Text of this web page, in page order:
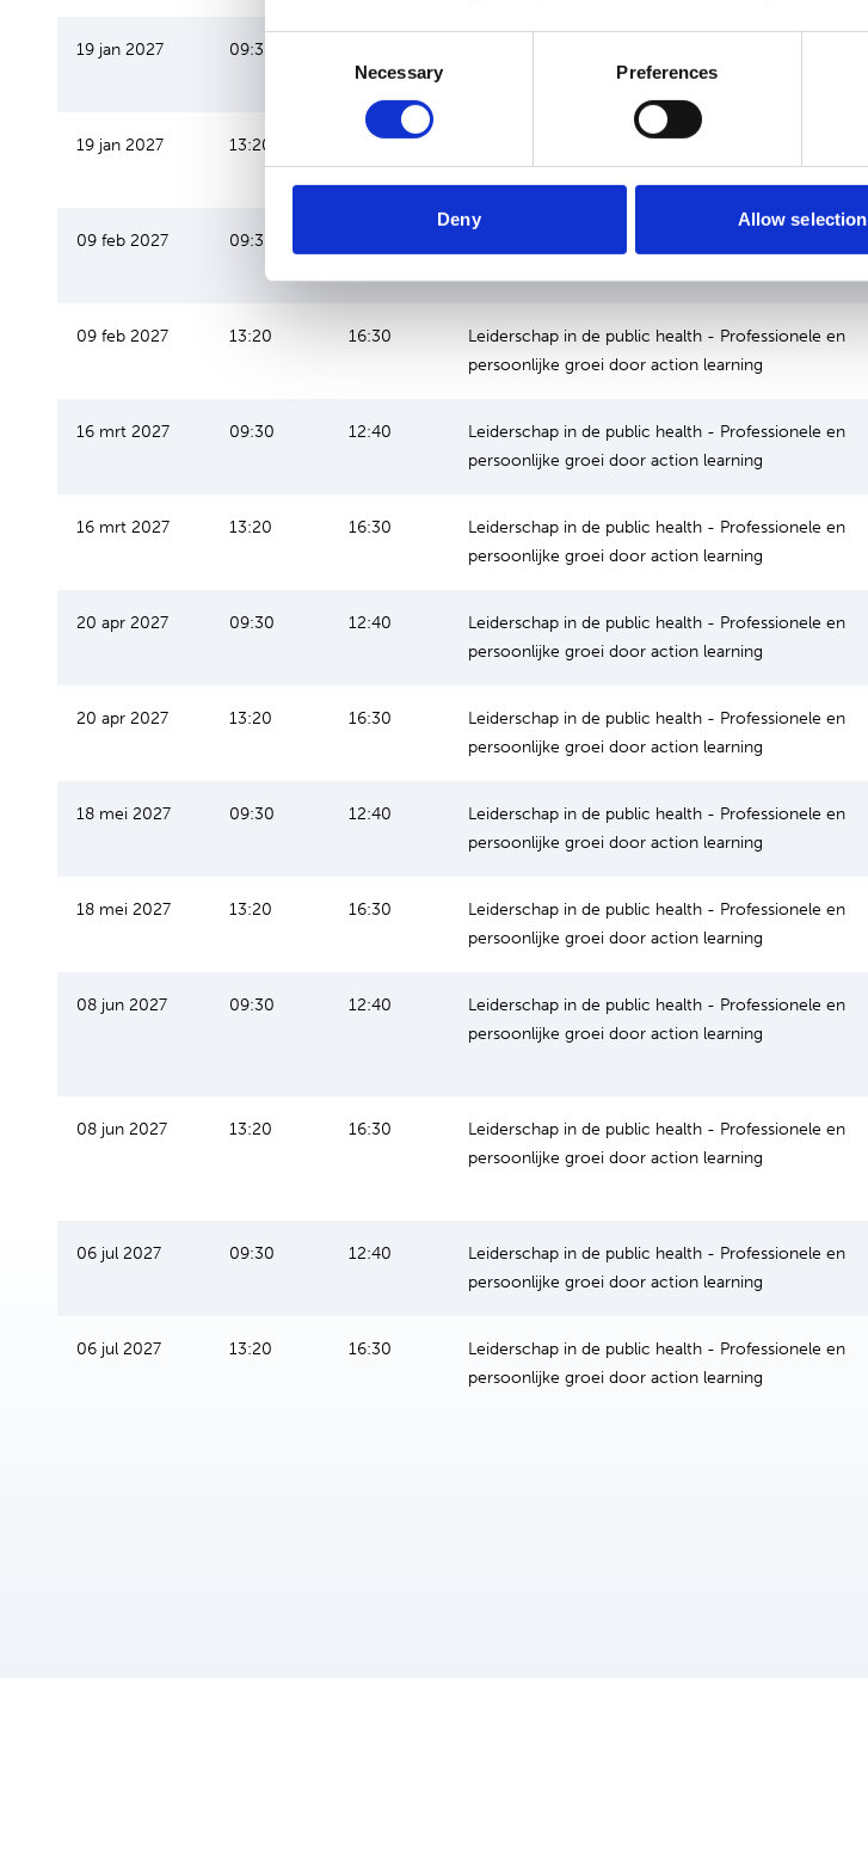
Necessary Preferences
Deny Allow selection
19 jan 2027 09:30
persoonlijke groei door action learning
19 jan 2027 13:20 16:30
Leiderschap in de public health - Professionele en
persoonlijke groei door action learning
09 feb 2027 09:30
09 feb 2027 13:20 16:30
Leiderschap in de public health - Professionele en
persoonlijke groei door action learning
16 mrt 2027 09:30 12:40
Leiderschap in de public health - Professionele en
persoonlijke groei door action learning
16 mrt 2027 13:20 16:30
Leiderschap in de public health - Professionele en
persoonlijke groei door action learning
20 apr 2027 09:30 12:40
Leiderschap in de public health - Professionele en
persoonlijke groei door action learning
20 apr 2027 13:20 16:30
Leiderschap in de public health - Professionele en
persoonlijke groei door action learning
18 mei 2027 09:30 12:40
Leiderschap in de public health - Professionele en
persoonlijke groei door action learning
18 mei 2027 13:20 16:30
Leiderschap in de public health - Professionele en
persoonlijke groei door action learning
08 jun 2027 09:30 12:40
Leiderschap in de public health - Professionele en
persoonlijke groei door action learning
08 jun 2027 13:20 16:30
Leiderschap in de public health - Professionele en
persoonlijke groei door action learning
06 jul 2027 09:30 12:40
Leiderschap in de public health - Professionele en
persoonlijke groei door action learning
06 jul 2027 13:20 16:30
Leiderschap in de public health - Professionele en
persoonlijke groei door action learning